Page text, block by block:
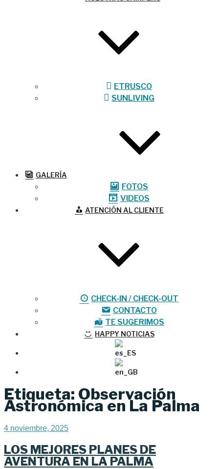
ETRUSCO
SUNLIVING
GALERÍA
FOTOS
VIDEOS
ATENCIÓN AL CLIENTE
CHECK-IN / CHECK-OUT
CONTACTO
TE SUGERIMOS
HAPPY NOTICIAS
Etiqueta: Observación
Astronómica en La Palma
Publicado
4 noviembre, 2025
LOS MEJORES PLANES DE
AVENTURA EN LA PALMA